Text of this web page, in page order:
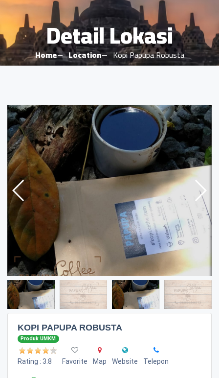
Detail Lokasi
Home Location Kopi Papupa Robusta
KOPI PAPUPA ROBUSTA
Produk UMKM
Rating : 3.8 Favorite Map Website Telepon